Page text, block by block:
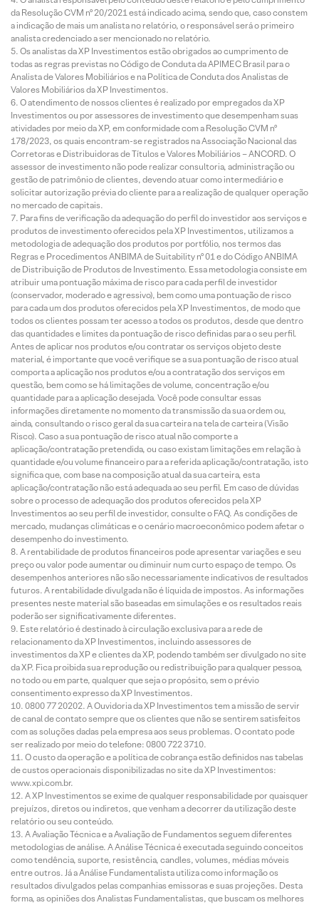
da Resolução CVM nº 20/2021 está indicado acima, sendo que, caso constem
a indicação de mais um analista no relatório, o responsável será o primeiro
analista credenciado a ser mencionado no relatório.
Os analistas da XP Investimentos estão obrigados ao cumprimento de
todas as regras previstas no Código de Conduta da APIMEC Brasil para o
Analista de Valores Mobiliários e na Política de Conduta dos Analistas de
Valores Mobiliários da XP Investimentos.
O atendimento de nossos clientes é realizado por empregados da XP
Investimentos ou por assessores de investimento que desempenham suas
atividades por meio da XP, em conformidade com a Resolução CVM nº
178/2023, os quais encontram-se registrados na Associação Nacional das
Corretoras e Distribuidoras de Títulos e Valores Mobiliários – ANCORD. O
assessor de investimento não pode realizar consultoria, administração ou
gestão de patrimônio de clientes, devendo atuar como intermediário e
solicitar autorização prévia do cliente para a realização de qualquer operação
no mercado de capitais.
Para fins de verificação da adequação do perfil do investidor aos serviços e
produtos de investimento oferecidos pela XP Investimentos, utilizamos a
metodologia de adequação dos produtos por portfólio, nos termos das
Regras e Procedimentos ANBIMA de Suitability nº 01 e do Código ANBIMA
de Distribuição de Produtos de Investimento. Essa metodologia consiste em
atribuir uma pontuação máxima de risco para cada perfil de investidor
(conservador, moderado e agressivo), bem como uma pontuação de risco
para cada um dos produtos oferecidos pela XP Investimentos, de modo que
todos os clientes possam ter acesso a todos os produtos, desde que dentro
das quantidades e limites da pontuação de risco definidas para o seu perfil.
Antes de aplicar nos produtos e/ou contratar os serviços objeto deste
material, é importante que você verifique se a sua pontuação de risco atual
comporta a aplicação nos produtos e/ou a contratação dos serviços em
questão, bem como se há limitações de volume, concentração e/ou
quantidade para a aplicação desejada. Você pode consultar essas
informações diretamente no momento da transmissão da sua ordem ou,
ainda, consultando o risco geral da sua carteira na tela de carteira (Visão
Risco). Caso a sua pontuação de risco atual não comporte a
aplicação/contratação pretendida, ou caso existam limitações em relação à
quantidade e/ou volume financeiro para a referida aplicação/contratação, isto
significa que, com base na composição atual da sua carteira, esta
aplicação/contratação não está adequada ao seu perfil. Em caso de dúvidas
sobre o processo de adequação dos produtos oferecidos pela XP
Investimentos ao seu perfil de investidor, consulte o FAQ. As condições de
mercado, mudanças climáticas e o cenário macroeconômico podem afetar o
desempenho do investimento.
A rentabilidade de produtos financeiros pode apresentar variações e seu
preço ou valor pode aumentar ou diminuir num curto espaço de tempo. Os
desempenhos anteriores não são necessariamente indicativos de resultados
futuros. A rentabilidade divulgada não é líquida de impostos. As informações
presentes neste material são baseadas em simulações e os resultados reais
poderão ser significativamente diferentes.
Este relatório é destinado à circulação exclusiva para a rede de
relacionamento da XP Investimentos, incluindo assessores de
investimentos da XP e clientes da XP, podendo também ser divulgado no site
da XP. Fica proibida sua reprodução ou redistribuição para qualquer pessoa,
no todo ou em parte, qualquer que seja o propósito, sem o prévio
consentimento expresso da XP Investimentos.
0800 77 20202. A Ouvidoria da XP Investimentos tem a missão de servir
de canal de contato sempre que os clientes que não se sentirem satisfeitos
com as soluções dadas pela empresa aos seus problemas. O contato pode
ser realizado por meio do telefone: 0800 722 3710.
O custo da operação e a política de cobrança estão definidos nas tabelas
de custos operacionais disponibilizadas no site da XP Investimentos:
www.xpi.com.br.
A XP Investimentos se exime de qualquer responsabilidade por quaisquer
prejuízos, diretos ou indiretos, que venham a decorrer da utilização deste
relatório ou seu conteúdo.
A Avaliação Técnica e a Avaliação de Fundamentos seguem diferentes
metodologias de análise. A Análise Técnica é executada seguindo conceitos
como tendência, suporte, resistência, candles, volumes, médias móveis
entre outros. Já a Análise Fundamentalista utiliza como informação os
resultados divulgados pelas companhias emissoras e suas projeções. Desta
forma, as opiniões dos Analistas Fundamentalistas, que buscam os melhores